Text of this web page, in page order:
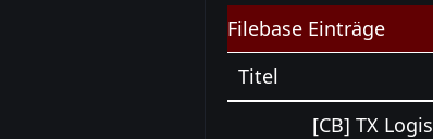
Filebase Einträge
Titel
[CB] TX